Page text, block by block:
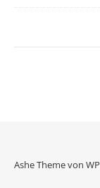
Ashe Theme von WP